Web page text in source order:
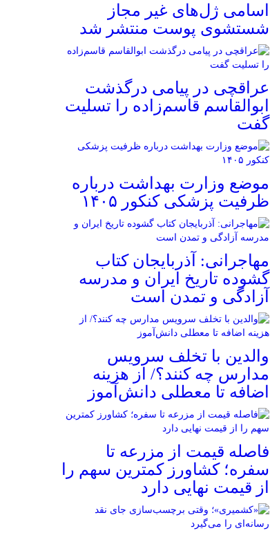
اسامی ژل‌های غیر مجاز
شستشوی پوست منتشر شد
عراقچی در پیامی درگذشت
ابوالقاسم قاسم‌زاده را تسلیت
گفت
موضع وزارت بهداشت درباره
ظرفیت پزشکی کنکور ۱۴۰۵
مهاجرانی: آذربایجان کتاب
گشوده تاریخ ایران و مدرسه
آزادگی و تمدن است
والدین با تخلف سرویس
مدارس چه کنند؟/ از هزینه
اضافه تا معطلی دانش‌آموز
فاصله قیمت از مزرعه تا
سفره؛ کشاورز کمترین سهم را
از قیمت نهایی دارد